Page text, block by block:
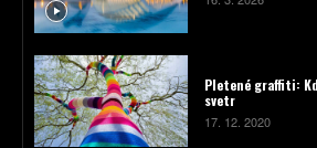
Pletené graffiti:
svetr
17. 12. 2020